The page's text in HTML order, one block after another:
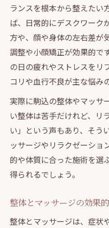
ランスを根本から整えたい
ば、日常的にデスクワーク
方や、顔や身体の左右差が
調整や小顔矯正が効果的で
の日の疲れやストレスをリ
コリや血行不良が主な悩み
実際に駒込の整体やマッサ
い整体は苦手だけれど、リ
い」という声もあり、そう
ッサージやリラクゼーショ
的や体質に合った施術を選
得られるでしょう。
整体とマッサージの効果
整体とマッサージは、症状